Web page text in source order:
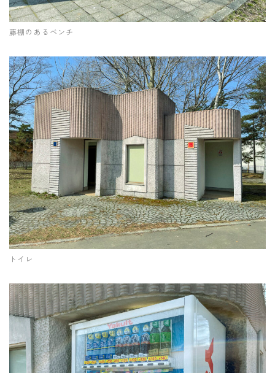
藤棚のあるベンチ
トイレ